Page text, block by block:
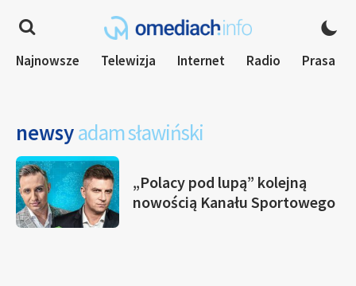
Najnowsze Telewizja Internet Radio Prasa
newsyadam sławiński
„Polacy pod lupą” kolejną
nowością Kanału Sportowego